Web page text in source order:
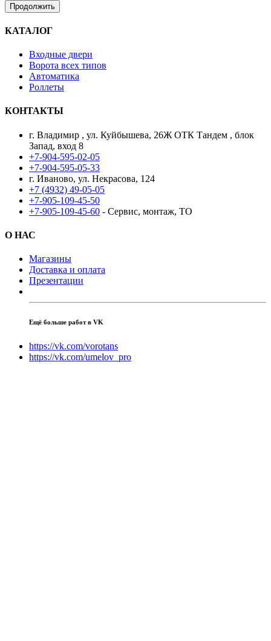
Продолжить
КАТАЛОГ
Входные двери
Ворота всех типов
Автоматика
Роллеты
КОНТАКТЫ
г. Владимир , ул. Куйбышева, 26Ж ОТК Тандем , блок
Запад, вход 8
+7-904-595-02-05
+7-904-595-05-33
г. Иваново, ул. Некрасова, 124
+7 (4932) 49-05-05
+7-905-109-45-50
+7-905-109-45-60 - Сервис, монтаж, ТО
О НАС
Магазины
Доставка и оплата
Презентации
Ещё больше работ в VK
https://vk.com/vorotans
https://vk.com/umelov_pro